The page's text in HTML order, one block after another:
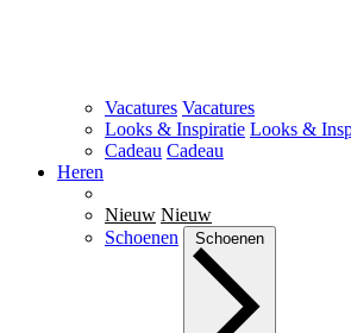
Vacatures Vacatures
Looks & Inspiratie Looks &
Cadeau Cadeau
Heren
Nieuw Nieuw
Schoenen
Schoenen